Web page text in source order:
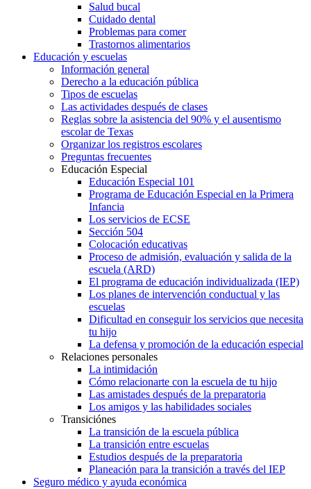
Salud bucal
Cuidado dental
Problemas para comer
Trastornos alimentarios
Educación y escuelas
Información general
Derecho a la educación pública
Tipos de escuelas
Las actividades después de clases
Reglas sobre la asistencia del 90% y el ausentismo
escolar de Texas
Organizar los registros escolares
Preguntas frecuentes
Educación Especial
Educación Especial 101
Programa de Educación Especial en la Primera
Infancia
Los servicios de ECSE
Sección 504
Colocación educativas
Proceso de admisión, evaluación y salida de la
escuela (ARD)
El programa de educación individualizada (IEP)
Los planes de intervención conductual y las
escuelas
Dificultad en conseguir los servicios que necesita
tu hijo
La defensa y promoción de la educación especial
Relaciones personales
La intimidación
Cómo relacionarte con la escuela de tu hijo
Las amistades después de la preparatoria
Los amigos y las habilidades sociales
Transiciónes
La transición de la escuela pública
La transición entre escuelas
Estudios después de la preparatoria
Planeación para la transición a través del IEP
Seguro médico y ayuda económica